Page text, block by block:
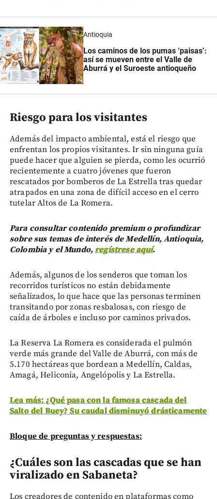
Antioquia
Los caminos de los pumas ‘paisas’:
así se mueven entre el Valle de
Aburrá y el Suroeste antioqueño
Riesgo para los visitantes
Además del impacto ambiental, está el riesgo que
enfrentan los propios visitantes. Ir sin ninguna guía
puede hacer que alguien se pierda, como les ocurrió
recientemente a cuatro jóvenes que fueron
rescatados por bomberos de La Estrella tras quedar
atrapados en una zona de difícil acceso en el cerro
tutelar Altos de La Romera.
Para consultar contenido premium o profundizar
sobre sus temas de interés de Medellín, Antioquia,
Colombia y el Mundo,regístrese aquí.
Además, algunos de los senderos que toman los
recorridos turísticos no están debidamente
señalizados, lo que hace que las personas terminen
transitando por zonas resbalosas, con riesgo de
caída de árboles e incluso por caminos privados.
La Reserva La Romera es considerada el pulmón
verde más grande del Valle de Aburrá, con más de
5.170 hectáreas que bordean a Medellín, Caldas,
Amagá, Heliconia, Angelópolis y La Estrella.
Lea más: ¿Qué pasa con la famosa cascada del
Salto del Buey? Su caudal disminuyó drásticamente
Bloque de preguntas y respuestas:
¿Cuáles son las cascadas que se han
viralizado en Sabaneta?
Los creadores de contenido en plataformas como